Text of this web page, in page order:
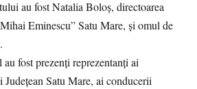
au fost Natalia Boloș, directoarea
Eminescu” Satu Mare, și omul de
fost prezenți reprezentanți ai
Satu Mare, ai conducerii